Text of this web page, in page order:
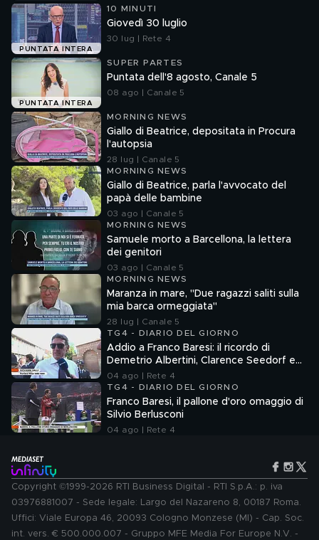
PUNTATA INTERA
10 MINUTI
Giovedì 30 luglio
30 lug | Rete 4
PUNTATA INTERA
SUPER PARTES
Puntata dell'8 agosto, Canale 5
08 ago | Canale 5
MORNING NEWS
Giallo di Beatrice, depositata in Procura
l'autopsia
28 lug | Canale 5
MORNING NEWS
Giallo di Beatrice, parla l'avvocato del
papà delle bambine
03 ago | Canale 5
MORNING NEWS
Samuele morto a Barcellona, la lettera
dei genitori
03 ago | Canale 5
MORNING NEWS
Maranza in mare, "Due ragazzi saliti sulla
mia barca ormeggiata"
28 lug | Canale 5
TG4 - DIARIO DEL GIORNO
Addio a Franco Baresi: il ricordo di
Demetrio Albertini, Clarence Seedorf e
Giovanni Galli
04 ago | Rete 4
TG4 - DIARIO DEL GIORNO
Franco Baresi, il pallone d'oro omaggio di
Silvio Berlusconi
04 ago | Rete 4
Copyright ©1999-2026 RTI Business Digital - RTI S.p.A.: p. iva
03976881007 - Sede legale: Largo del Nazareno 8, 00187 Roma.
Uffici: Viale Europa 46, 20093 Cologno Monzese (MI) - Cap. Soc.
int. vers. € 500.000.007 - Gruppo MFE Media For Europe N.V. -